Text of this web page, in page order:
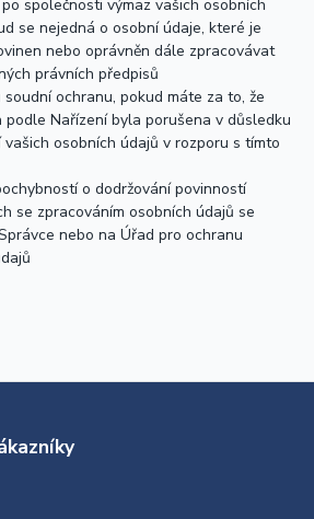
společnosti výmaz vašich osobních
se nejedná o osobní údaje, které je
nebo oprávněn dále zpracovávat
právních předpisů
soudní ochranu, pokud máte za to, že
podle Nařízení byla porušena v důsledku
vašich osobních údajů v rozporu s tímto
o dodržování povinností
se zpracováním osobních údajů se
nebo na Úřad pro ochranu